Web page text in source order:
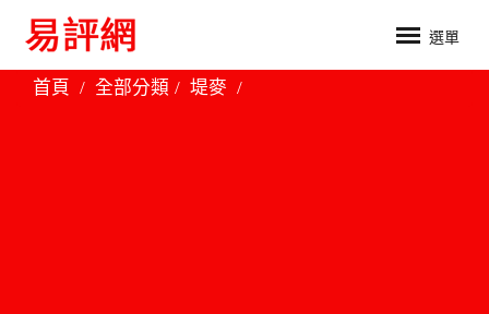
選單
首頁 全部分類 堤麥